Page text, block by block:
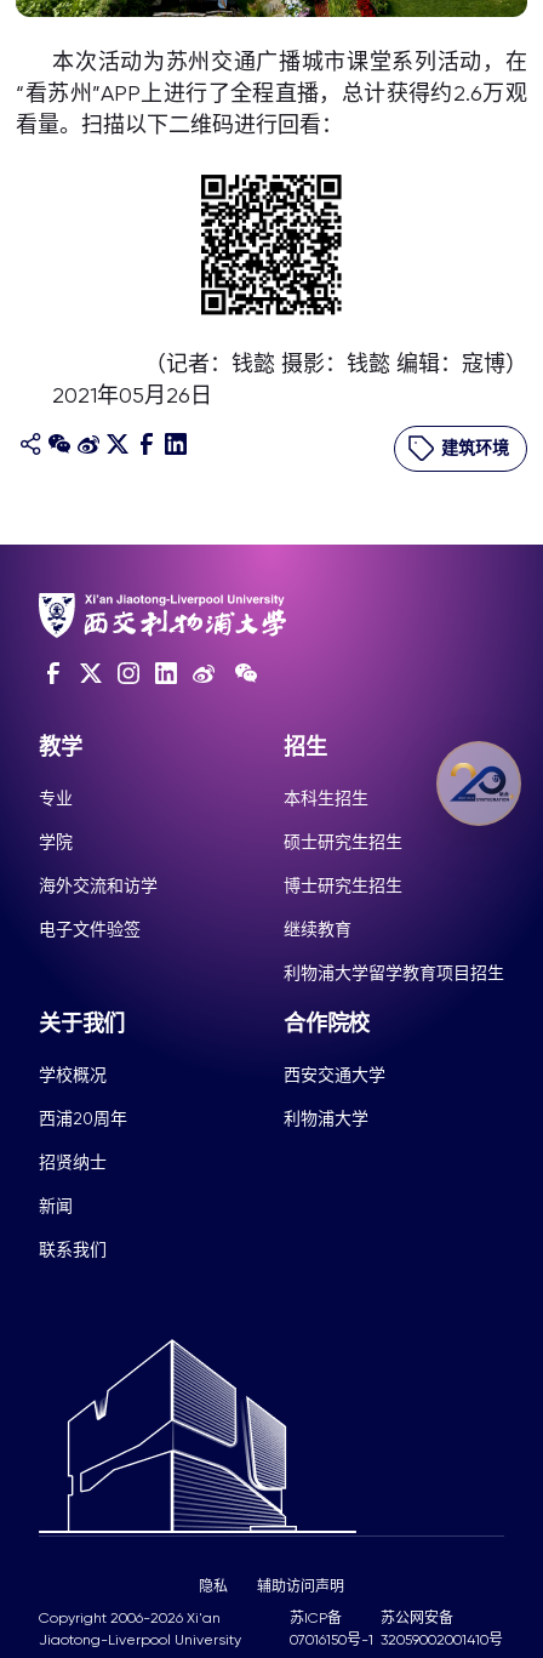
本次活动为苏州交通广播城市课堂系列活动，在
“看苏州”APP上进行了全程直播，总计获得约2.6万观
看量。扫描以下二维码进行回看：
（记者：钱懿 摄影：钱懿 编辑：寇博）
2021年05月26日
建筑环境
教学
专业
学院
海外交流和访学
电子文件验签
招生
本科生招生
硕士研究生招生
博士研究生招生
继续教育
利物浦大学留学教育项目招生
关于我们
学校概况
西浦20周年
招贤纳士
新闻
联系我们
合作院校
西安交通大学
利物浦大学
Copyright 2006-2026 Xi'an
Jiaotong-Liverpool University
苏ICP备
07016150号-1
苏公网安备
32059002001410号
隐私 辅助访问声明